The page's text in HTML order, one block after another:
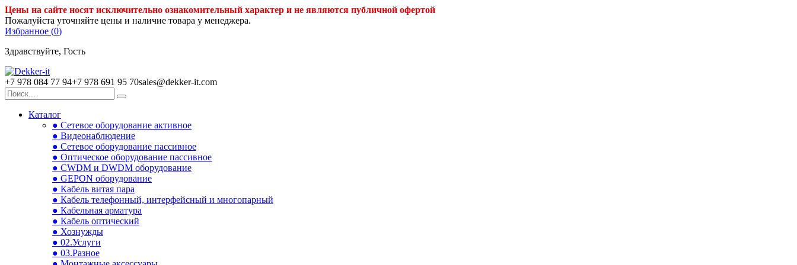
Цены на сайте носят исключительно ознакомительный характер и не являются публичной офертой
Пожалуйста уточняйте цены и наличие товара у менеджера.
Избранное (0)
Здравствуйте, Гость
+7 978 084 77 94+7 978 691 95 70sales@dekker-it.com
Каталог
● Сетевое оборудование активное
● Видеонаблюдение
● Сетевое оборудование пассивное
● Оптическое оборудование пассивное
● CWDM и DWDM оборудование
● GEPON оборудование
● Кабель витая пара
● Кабель телефонный, интерфейсный и многопарный
● Кабельная арматура
● Кабель оптический
● Хознужды
● 02.Услуги
● 03.Разное